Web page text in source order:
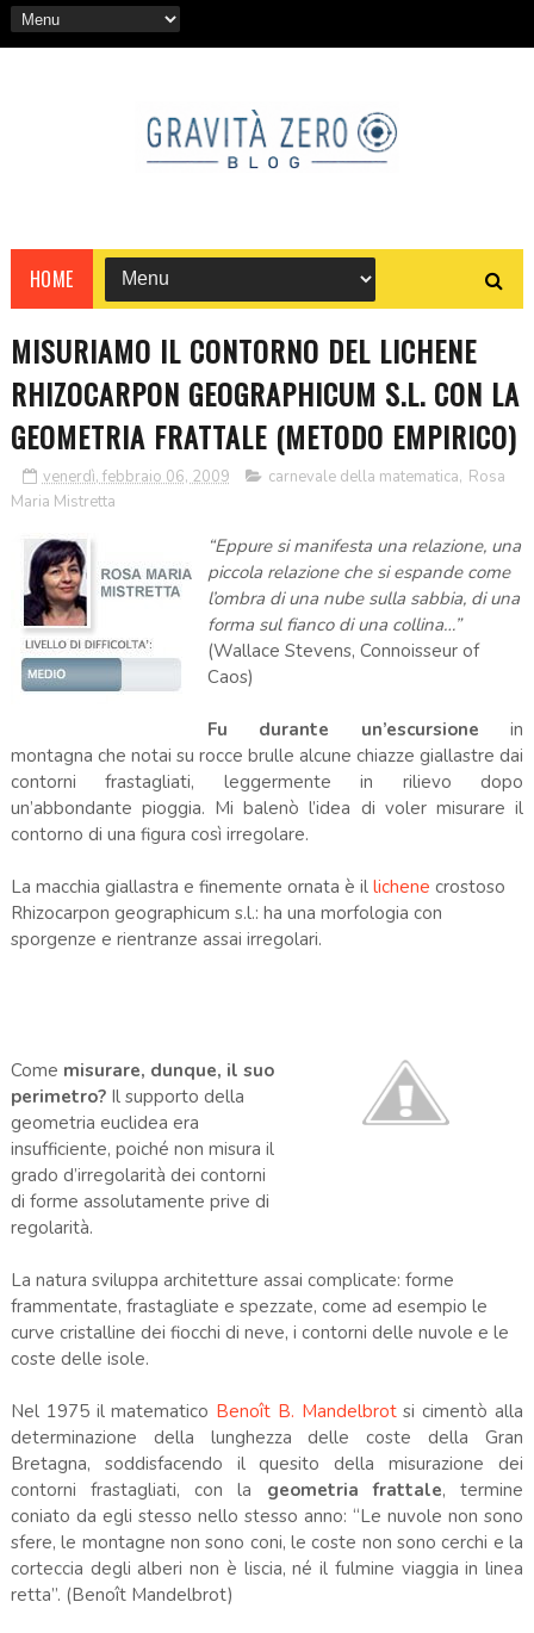
HOME
MISURIAMO IL CONTORNO DEL LICHENE
RHIZOCARPON GEOGRAPHICUM S.L. CON LA
GEOMETRIA FRATTALE (METODO EMPIRICO)
venerdì, febbraio 06, 2009 carnevale della matematica, Rosa
Maria Mistretta
“Eppure si manifesta una relazione, una
piccola relazione che si espande come
l’ombra di una nube sulla sabbia, di una
forma sul fianco di una collina…”
(Wallace Stevens, Connoisseur of
Caos)
Fu durante un’escursionein
montagna che notai su rocce brulle alcune chiazze giallastre dai
contorni frastagliati, leggermente in rilievo dopo
un’abbondante pioggia. Mi balenò l’idea di voler misurare il
contorno di una figura così irregolare.
La macchia giallastra e finemente ornata è il lichene crostoso
Rhizocarpon geographicum s.l.: ha una morfologia con
sporgenze e rientranze assai irregolari.
Come misurare, dunque, il suo
perimetro? Il supporto della
geometria euclidea era
insufficiente, poiché non misura il
grado d’irregolarità dei contorni
di forme assolutamente prive di
regolarità.
La natura sviluppa architetture assai complicate: forme
frammentate, frastagliate e spezzate, come ad esempio le
curve cristalline dei fiocchi di neve, i contorni delle nuvole e le
coste delle isole.
Nel 1975 il matematico Benoît B. Mandelbrotsi cimentò alla
determinazione della lunghezza delle coste della Gran
Bretagna, soddisfacendo il quesito della misurazione dei
contorni frastagliati, con la geometria frattale, termine
coniato da egli stesso nello stesso anno: “Le nuvole non sono
sfere, le montagne non sono coni, le coste non sono cerchi e la
corteccia degli alberi non è liscia, né il fulmine viaggia in linea
retta”. (Benoît Mandelbrot)